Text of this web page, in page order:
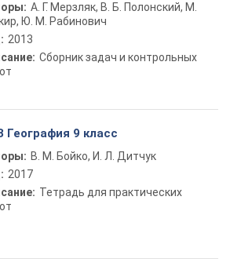
А. Г. Мерзляк, В. Б. Полонский, М.
Ю. М. Рабинович
2013
Сборник задач и контрольных
География 9 класс
В. М. Бойко, И. Л. Дитчук
2017
Тетрадь для практических